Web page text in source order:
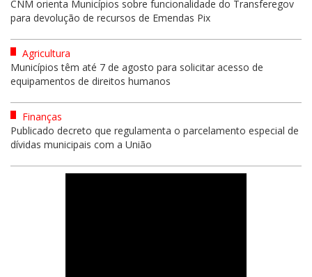
CNM orienta Municípios sobre funcionalidade do Transferegov
para devolução de recursos de Emendas Pix
Agricultura
Municípios têm até 7 de agosto para solicitar acesso de
equipamentos de direitos humanos
Finanças
Publicado decreto que regulamenta o parcelamento especial de
dívidas municipais com a União